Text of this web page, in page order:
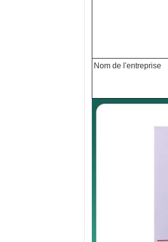
Nom de l'entreprise